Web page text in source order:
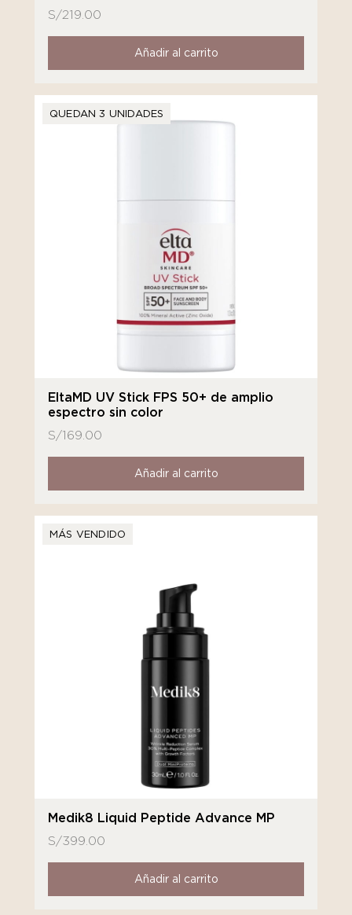
S/219.00
Añadir al carrito
QUEDAN 3 UNIDADES
EltaMD UV Stick FPS 50+ de amplio
espectro sin color
S/169.00
Añadir al carrito
MÁS VENDIDO
Medik8 Liquid Peptide Advance MP
S/399.00
Añadir al carrito